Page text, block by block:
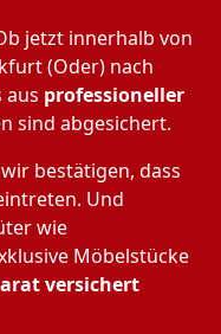
jetzt innerhalb von
(Oder) nach
aus professioneller
sind abgesichert.
bestätigen, dass
Und
wie
Möbelstücke
versichert